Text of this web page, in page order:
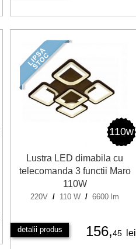
110w
Lustra LED dimabila cu
telecomanda 3 functii Maro
110W
220V / 110 W / 6600 lm
detalii produs 156,45 lei